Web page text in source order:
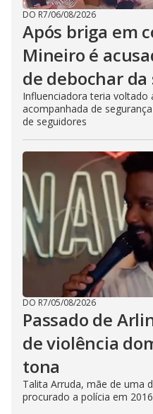
DO R7/06/08/2026
Após briga em
Mineiro é
de debochar
Influenciadora teria voltado
acompanhada de
de seguidores
DO R7/05/08/2026
Passado de
de violência
tona
Talita Arruda, mãe de uma
procurado a polícia em